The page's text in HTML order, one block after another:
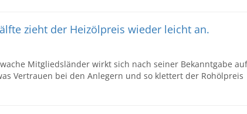
zieht der Heizölpreis wieder leicht an.
Mitgliedsländer wirkt sich nach seiner Bekanntgabe auf
Vertrauen bei den Anlegern und so klettert der Rohölpreis